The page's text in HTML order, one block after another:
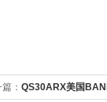
： QS30ARX美国